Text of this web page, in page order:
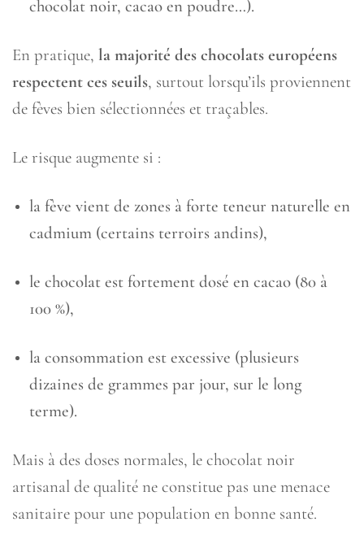
chocolat noir, cacao en poudre…).
En pratique, la majorité des chocolats européens
respectent ces seuils, surtout lorsqu’ils proviennent
de fèves bien sélectionnées et traçables.
Le risque augmente si :
la fève vient de zones à forte teneur naturelle en
cadmium (certains terroirs andins),
le chocolat est fortement dosé en cacao (80 à
100 %),
la consommation est excessive (plusieurs
dizaines de grammes par jour, sur le long
terme).
Mais à des doses normales, le chocolat noir
artisanal de qualité ne constitue pas une menace
sanitaire pour une population en bonne santé.